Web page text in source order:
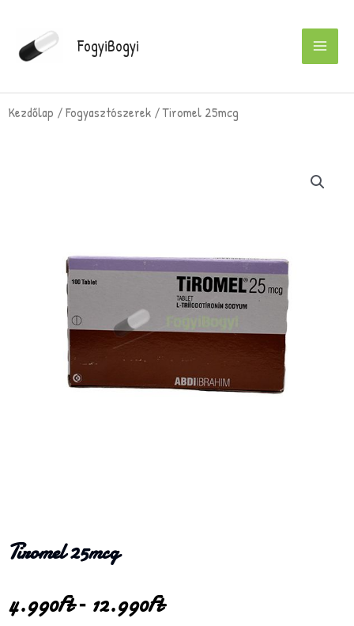
content
FogyiBogyi
Kezdőlap /Fogyasztószerek / Tiromel 25mcg
Tiromel 25mcg
4.990Ft – 12.990FtÁrtartomány: